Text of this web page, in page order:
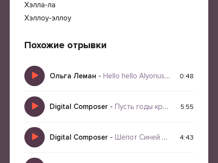
Хэлла-ла
Хэллоу-эллоу
Похожие отрывки
Ольга Леман - Hello hello Alyonushka 0:48
Digital Composer - Пусть годы кружат 5:55
Digital Composer - Шёпот Синей Луны 4:43